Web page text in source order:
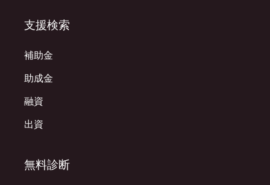
支援検索
補助金
助成金
融資
出資
無料診断